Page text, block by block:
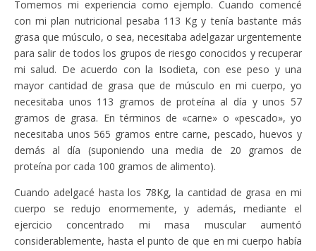
Tomemos mi experiencia como ejemplo. Cuando comencé
con mi plan nutricional pesaba 113 Kg y tenía bastante más
grasa que músculo, o sea, necesitaba adelgazar urgentemente
para salir de todos los grupos de riesgo conocidos y recuperar
mi salud. De acuerdo con la Isodieta, con ese peso y una
mayor cantidad de grasa que de músculo en mi cuerpo, yo
necesitaba unos 113 gramos de proteína al día y unos 57
gramos de grasa. En términos de «carne» o «pescado», yo
necesitaba unos 565 gramos entre carne, pescado, huevos y
demás al día (suponiendo una media de 20 gramos de
proteína por cada 100 gramos de alimento).
Cuando adelgacé hasta los 78Kg, la cantidad de grasa en mi
cuerpo se redujo enormemente, y además, mediante el
ejercicio concentrado mi masa muscular aumentó
considerablemente, hasta el punto de que en mi cuerpo había